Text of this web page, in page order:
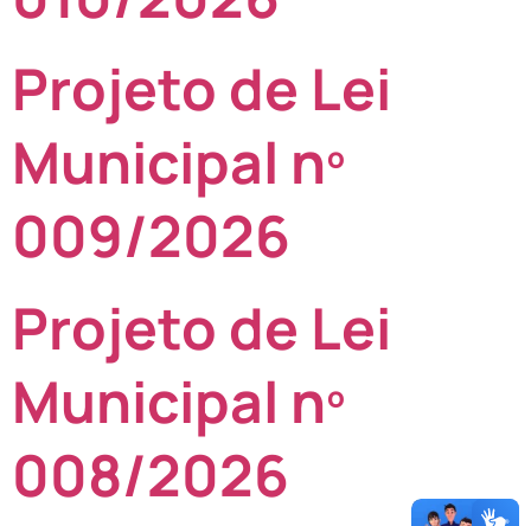
Projeto de Lei
Municipal nº
009/2026
Projeto de Lei
Municipal nº
008/2026